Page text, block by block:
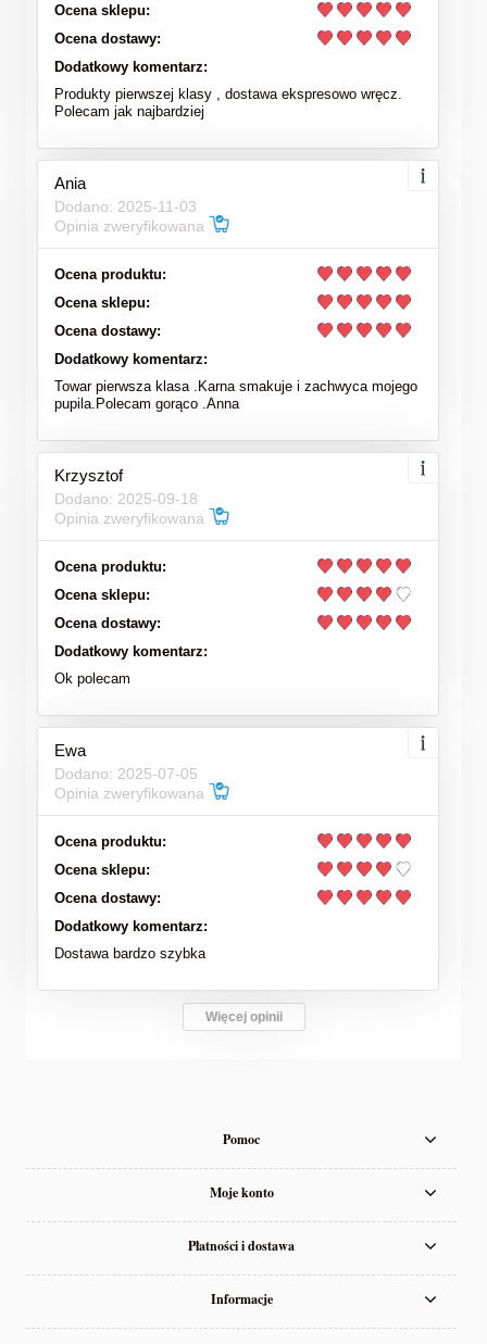
Ocena sklepu:
Ocena dostawy:
Dodatkowy komentarz:
Produkty pierwszej klasy , dostawa ekspresowo wręcz.
Polecam jak najbardziej
Ania
Dodano: 2025-11-03
Opinia zweryfikowana
Ocena produktu:
Ocena sklepu:
Ocena dostawy:
Dodatkowy komentarz:
Towar pierwsza klasa .Karna smakuje i zachwyca mojego
pupila.Polecam gorąco .Anna
Krzysztof
Dodano: 2025-09-18
Opinia zweryfikowana
Ocena produktu:
Ocena sklepu:
Ocena dostawy:
Dodatkowy komentarz:
Ok polecam
Ewa
Dodano: 2025-07-05
Opinia zweryfikowana
Ocena produktu:
Ocena sklepu:
Ocena dostawy:
Dodatkowy komentarz:
Dostawa bardzo szybka
Więcej opinii
Pomoc
Moje konto
Płatności i dostawa
Informacje